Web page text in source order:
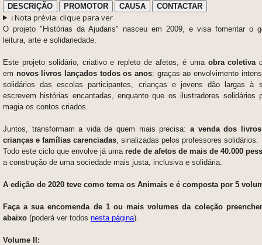
DESCRIÇÃO PROMOTOR CAUSA CONTACTAR
ℹ️ Nota prévia: clique para ver
O projeto "Histórias da Ajudaris" nasceu em 2009, e visa fomentar o
leitura, arte e solidariedade.
Este projeto solidário, criativo e repleto de afetos, é uma obra coletiva
em novos livros lançados todos os anos: graças ao envolvimento
solidários das escolas participantes, crianças e jovens dão largas à
escrevem histórias encantadas, enquanto que os ilustradores solidários
magia os contos criados.
Juntos, transformam a vida de quem mais precisa: a venda dos
crianças e famílias carenciadas , sinalizadas pelos professores solidários.
Todo este ciclo que envolve já uma rede de afetos de mais de 40.000
a construção de uma sociedade mais justa, inclusiva e solidária.
A edição de 2020 teve como tema os Animais e é composta por 5
Faça a sua encomenda de 1 ou mais volumes da coleção
abaixo (poderá ver todos nesta página).
Volume II: